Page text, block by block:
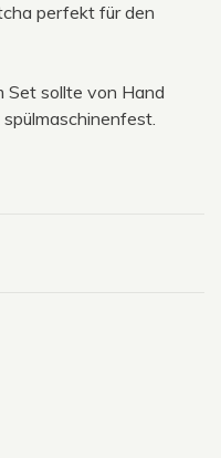
perfekt für den
Set sollte von Hand